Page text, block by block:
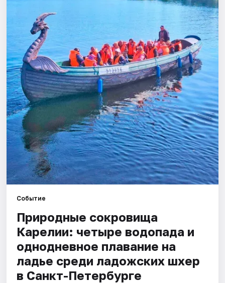
Города
Площадки
Артисты
Рейтинги
Событие
Природные сокровища
Карелии: четыре водопада и
однодневное плавание на
ладье среди ладожских шхер
в Санкт-Петербурге